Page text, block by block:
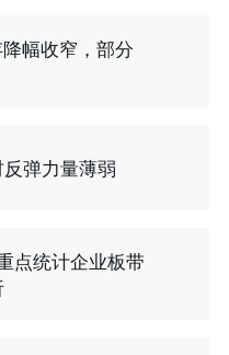
幅收窄，部分
弹力量薄弱
点统计企业板带